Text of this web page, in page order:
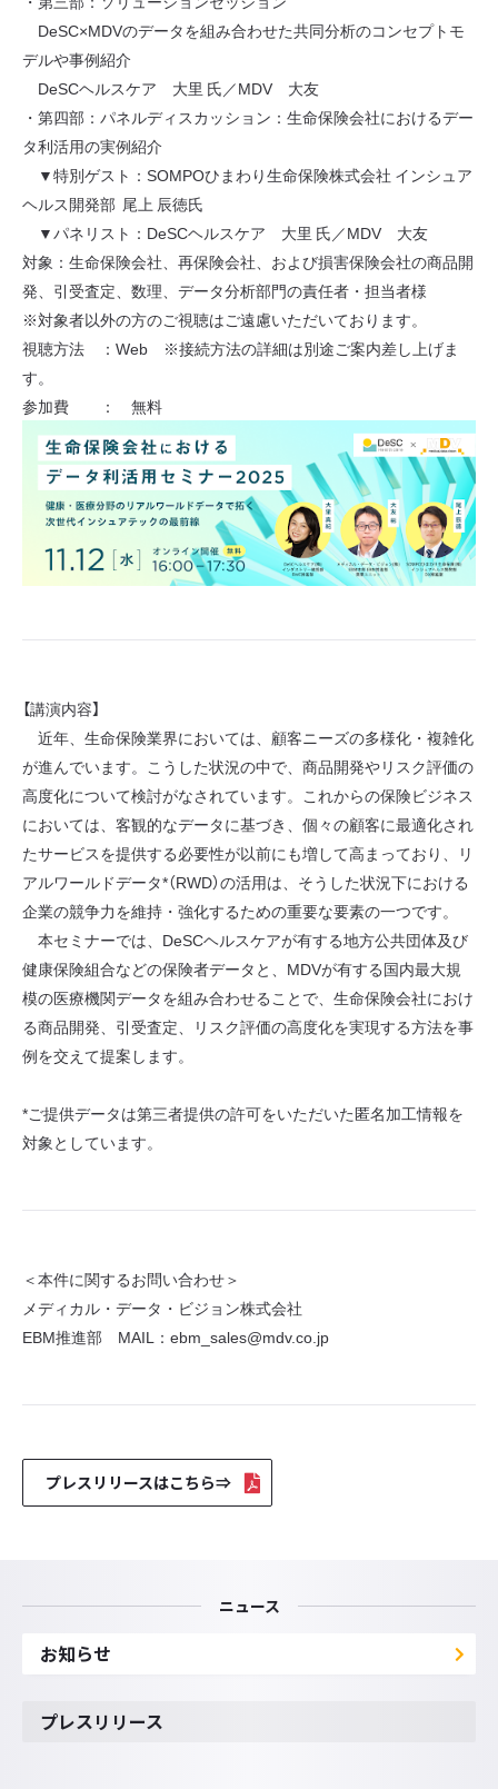
DeSC×MDVのデータを組み合わせた共同分析のコンセプトモ
デルや事例紹介
DeSCヘルスケア 大里 氏／MDV 大友
・第四部：パネルディスカッション：生命保険会社におけるデー
タ利活用の実例紹介
▼特別ゲスト：SOMPOひまわり生命保険株式会社 インシュア
ヘルス開発部 尾上 辰徳氏
▼パネリスト：DeSCヘルスケア 大里 氏／MDV 大友
対象：生命保険会社、再保険会社、および損害保険会社の商品開
発、引受査定、数理、データ分析部門の責任者・担当者様
※対象者以外の方のご視聴はご遠慮いただいております。
視聴方法 ：Web ※接続方法の詳細は別途ご案内差し上げま
す。
参加費 ： 無料
【講演内容】
近年、生命保険業界においては、顧客ニーズの多様化・複雑化
が進んでいます。こうした状況の中で、商品開発やリスク評価の
高度化について検討がなされています。これからの保険ビジネス
においては、客観的なデータに基づき、個々の顧客に最適化され
たサービスを提供する必要性が以前にも増して高まっており、リ
アルワールドデータ*（RWD）の活用は、そうした状況下における
企業の競争力を維持・強化するための重要な要素の一つです。
本セミナーでは、DeSCヘルスケアが有する地方公共団体及び
健康保険組合などの保険者データと、MDVが有する国内最大規
模の医療機関データを組み合わせることで、生命保険会社におけ
る商品開発、引受査定、リスク評価の高度化を実現する方法を事
例を交えて提案します。
*ご提供データは第三者提供の許可をいただいた匿名加工情報を
対象としています。
＜本件に関するお問い合わせ＞
メディカル・データ・ビジョン株式会社
EBM推進部 MAIL：ebm_sales@mdv.co.jp
プレスリリースはこちら⇒
ニュース
お知らせ
プレスリリース